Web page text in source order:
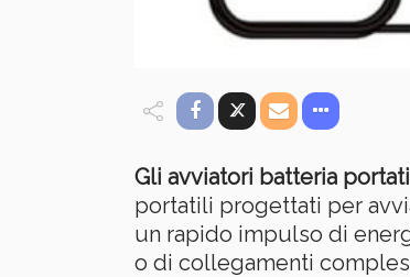
Gli avviatori batteria
portatili progettati per
un rapido impulso di
o di collegamenti